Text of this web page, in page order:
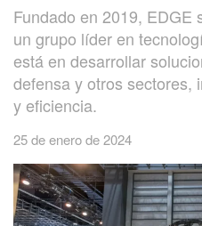
Fundado en 2019, EDGE
un grupo líder en
está en desarrollar
defensa y otros sectores,
y eficiencia.
25 de enero de 2024